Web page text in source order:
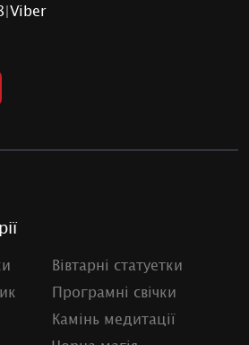
|Viber
Вівтарні статуетки
Програмні свічки
Камінь медитації